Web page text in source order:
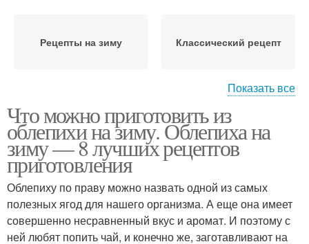
Рецепты на зиму Классический рецепт
Пошаговый процесс Рецепт через мясорубку
Домашний рецепт Вкусные рецепты
Показать все
Что можно приготовить из
облепихи на зиму. Облепиха на
зиму — 8 лучших рецептов
приготовления
Облепиху по праву можно назвать одной из самых
полезных ягод для нашего организма. А еще она имеет
совершенно несравненный вкус и аромат. И поэтому с
ней любят попить чай, и конечно же, заготавливают на